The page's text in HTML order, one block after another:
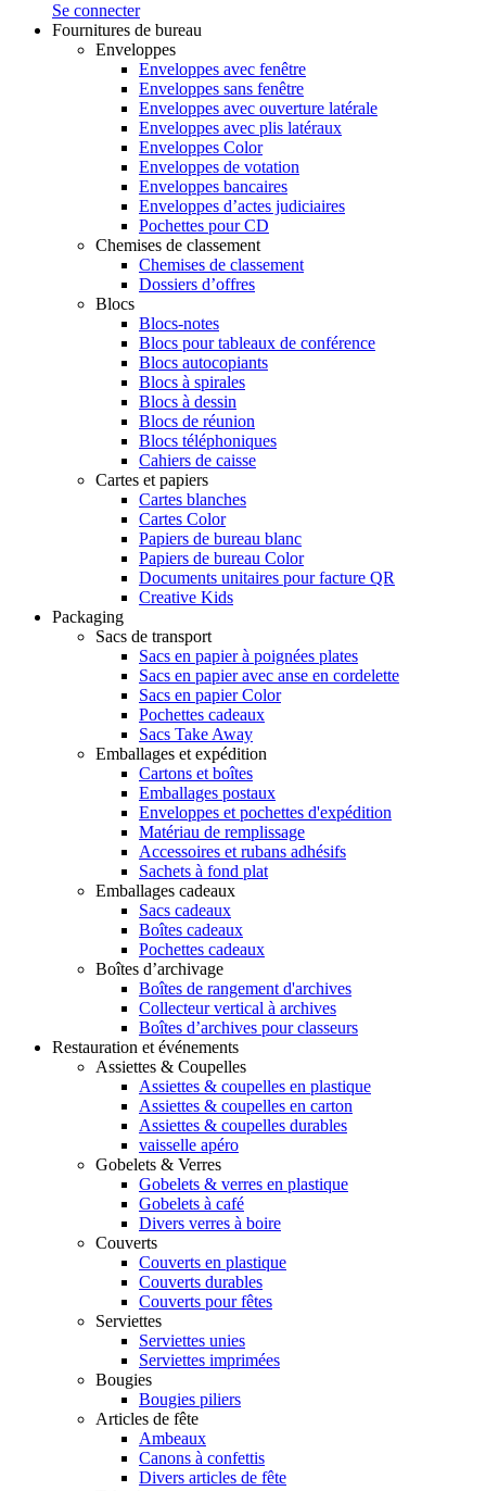
Se connecter
Fournitures de bureau
Enveloppes
Enveloppes avec fenêtre
Enveloppes sans fenêtre
Enveloppes avec ouverture latérale
Enveloppes avec plis latéraux
Enveloppes Color
Enveloppes de votation
Enveloppes bancaires
Enveloppes d’actes judiciaires
Pochettes pour CD
Chemises de classement
Chemises de classement
Dossiers d’offres
Blocs
Blocs-notes
Blocs pour tableaux de conférence
Blocs autocopiants
Blocs à spirales
Blocs à dessin
Blocs de réunion
Blocs téléphoniques
Cahiers de caisse
Cartes et papiers
Cartes blanches
Cartes Color
Papiers de bureau blanc
Papiers de bureau Color
Documents unitaires pour facture QR
Creative Kids
Packaging
Sacs de transport
Sacs en papier à poignées plates
Sacs en papier avec anse en cordelette
Sacs en papier Color
Pochettes cadeaux
Sacs Take Away
Emballages et expédition
Cartons et boîtes
Emballages postaux
Enveloppes et pochettes d'expédition
Matériau de remplissage
Accessoires et rubans adhésifs
Sachets à fond plat
Emballages cadeaux
Sacs cadeaux
Boîtes cadeaux
Pochettes cadeaux
Boîtes d’archivage
Boîtes de rangement d'archives
Collecteur vertical à archives
Boîtes d’archives pour classeurs
Restauration et événements
Assiettes & Coupelles
Assiettes & coupelles en plastique
Assiettes & coupelles en carton
Assiettes & coupelles durables
vaisselle apéro
Gobelets & Verres
Gobelets & verres en plastique
Gobelets à café
Divers verres à boire
Couverts
Couverts en plastique
Couverts durables
Couverts pour fêtes
Serviettes
Serviettes unies
Serviettes imprimées
Bougies
Bougies piliers
Articles de fête
Ambeaux
Canons à confettis
Divers articles de fête